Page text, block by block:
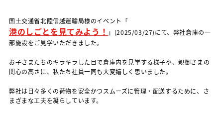
国土交通省北陸信越運輸局様のイベント「
港のしごとを見てみよう！ 」(2025/03/27)にて、弊社倉庫の一
部施設をご見学いただきました。
お子さまたちのキラキラした目で倉庫内を見学する様子や、親御さまの
関心の高さに、私たち社員一同も大変嬉しく思いました。
弊社は日々多くの荷物を安全かつスムーズに管理・配送するために、さ
まざまな工夫を凝らしています。